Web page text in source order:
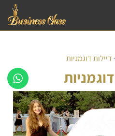
דיילות דוגמניות